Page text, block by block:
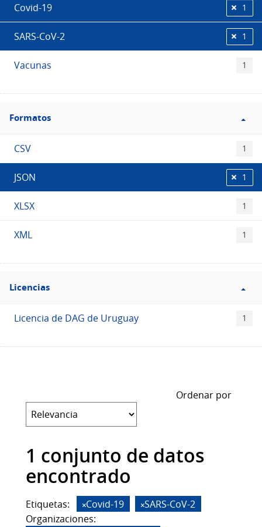
Covid-19 1
SARS-CoV-2 1
Vacunas 1
Filtro
Formatos
Formatos
CSV 1
JSON 1
XLSX 1
XML 1
Filtro
Licencias
Licencias
Licencia de DAG de Uruguay 1
Ordenar por
1 conjunto de datos
encontrado
Etiquetas: Covid-19
SARS-CoV-2
Organizaciones: